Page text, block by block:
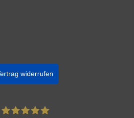
widerrufen